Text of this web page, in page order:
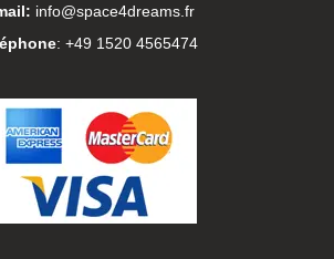
info@space4dreams.fr
: +49 1520 4565474